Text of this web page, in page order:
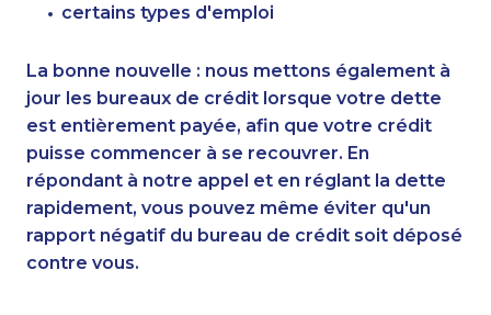
certains types d'emploi
La bonne nouvelle : nous mettons également à
jour les bureaux de crédit lorsque votre dette
est entièrement payée, afin que votre crédit
puisse commencer à se recouvrer. En
répondant à notre appel et en réglant la dette
rapidement, vous pouvez même éviter qu'un
rapport négatif du bureau de crédit soit déposé
contre vous.